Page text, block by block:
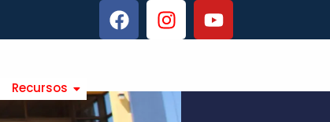
Recursos